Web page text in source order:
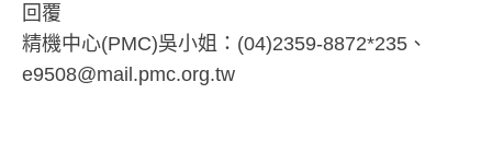
回覆
精機中心(PMC)吳小姐：(04)2359-8872*235、
e9508@mail.pmc.org.tw